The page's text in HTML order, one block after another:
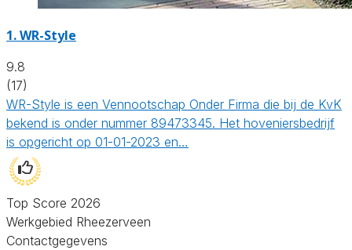
1.WR-Style
9.8
(17)
WR-Style is een Vennootschap Onder Firma die bij de KvK
bekend is onder nummer 89473345. Het hoveniersbedrijf
is opgericht op 01-01-2023 en…
Top Score 2026
Werkgebied Rheezerveen
Contactgegevens